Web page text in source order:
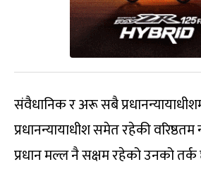
संवैधानिक र अरू सबै
प्रधानन्यायाधीश समेत रहेकी
प्रधान मल्ल नै सक्षम रहेको उनको तर्क